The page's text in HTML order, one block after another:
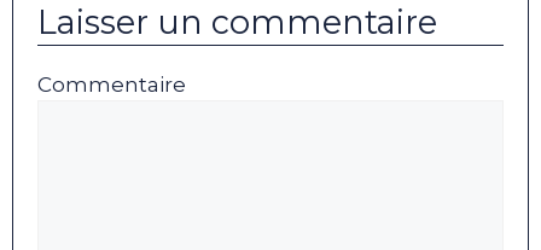
Laisser un commentaire
Commentaire